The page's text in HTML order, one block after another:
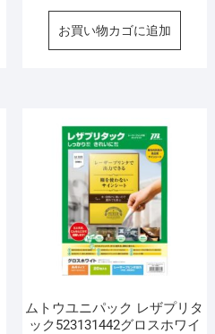
お買い物カゴに追加
ムトウユニパック レザプリタ
ック523131442グロスホワイ